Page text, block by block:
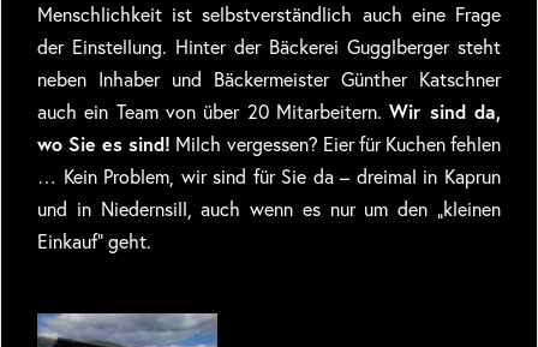
Menschlichkeit ist selbstverständlich auch eine Frage
der Einstellung. Hinter der Bäckerei Gugglberger steht
neben Inhaber und Bäckermeister Günther Katschner
auch ein Team von über 20 Mitarbeitern.Wir sind da,
wo Sie es sind! Milch vergessen? Eier für Kuchen fehlen
… Kein Problem, wir sind für Sie da – dreimal in Kaprun
und in Niedernsill, auch wenn es nur um den „kleinen
Einkauf“ geht.